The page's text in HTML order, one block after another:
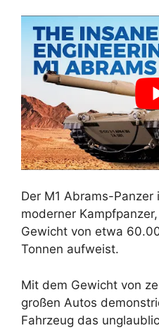
Der M1 Abrams-
moderner
Gewicht von etwa
Tonnen aufweist.
Mit dem Gewicht von
großen Autos
Fahrzeug das